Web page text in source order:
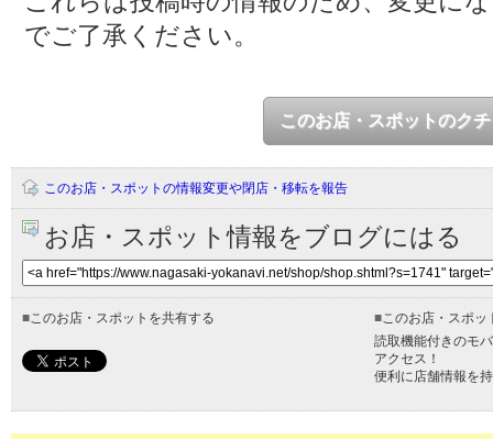
でご了承ください。
このお店・スポットのク
このお店・スポットの情報変更や閉店・移転を報告
お店・スポット情報をブログにはる
■このお店・スポットを共有する ■このお店・スポッ
読取機能付きのモ
アクセス！
便利に店舗情報を